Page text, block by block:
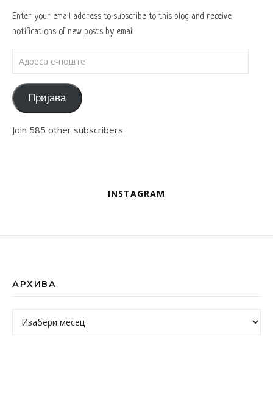
Enter your email address to subscribe to this blog and receive
notifications of new posts by email.
Пријава
Join 585 other subscribers
INSTAGRAM
АРХИВА
Архива